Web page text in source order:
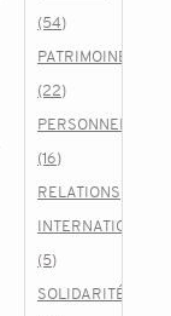
(54)
PATRIMOINE
(22)
PERSONNEL
(16)
RELATIONS
(5)
SOLIDARITÉ